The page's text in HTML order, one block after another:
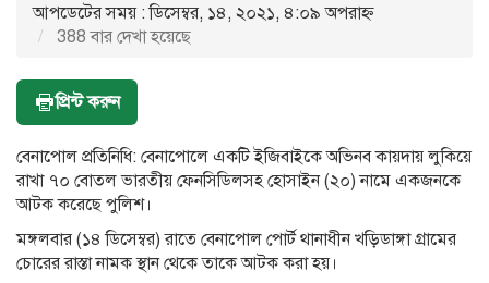
আপডেটের সময় : ডিসেম্বর, ১৪, ২০২১, ৪:০৯ অপরাহ্ণ
388 বার দেখা হয়েছে
প্রিন্ট করুন
বেনাপোল প্রতিনিধি: বেনাপোলে একটি ইজিবাইকে অভিনব কায়দায় লুকিয়ে
রাখা ৭০ বোতল ভারতীয় ফেনসিডিলসহ হোসাইন (২০) নামে একজনকে
আটক করেছে পুলিশ।
মঙ্গলবার (১৪ ডিসেম্বর) রাতে বেনাপোল পোর্ট থানাধীন খড়িডাঙ্গা গ্রামের
চোরের রাস্তা নামক স্থান থেকে তাকে আটক করা হয়।